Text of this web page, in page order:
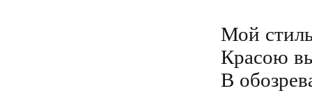
Мой
Красою
В